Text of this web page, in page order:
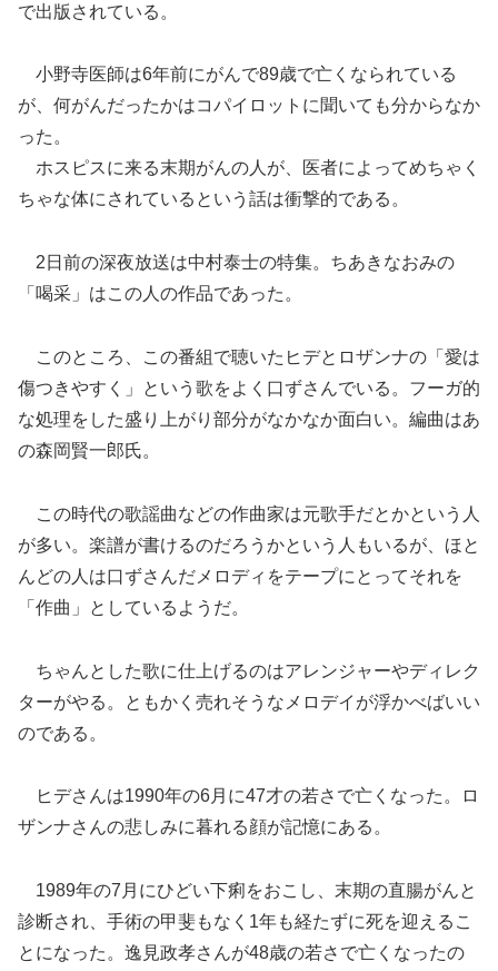
で出版されている。
小野寺医師は6年前にがんで89歳で亡くなられている
が、何がんだったかはコパイロットに聞いても分からなか
った。
ホスピスに来る末期がんの人が、医者によってめちゃく
ちゃな体にされているという話は衝撃的である。
2日前の深夜放送は中村泰士の特集。ちあきなおみの
「喝采」はこの人の作品であった。
このところ、この番組で聴いたヒデとロザンナの「愛は
傷つきやすく」という歌をよく口ずさんでいる。フーガ的
な処理をした盛り上がり部分がなかなか面白い。編曲はあ
の森岡賢一郎氏。
この時代の歌謡曲などの作曲家は元歌手だとかという人
が多い。楽譜が書けるのだろうかという人もいるが、ほと
んどの人は口ずさんだメロディをテープにとってそれを
「作曲」としているようだ。
ちゃんとした歌に仕上げるのはアレンジャーやディレク
ターがやる。ともかく売れそうなメロデイが浮かべばいい
のである。
ヒデさんは1990年の6月に47才の若さで亡くなった。ロ
ザンナさんの悲しみに暮れる顔が記憶にある。
1989年の7月にひどい下痢をおこし、末期の直腸がんと
診断され、手術の甲斐もなく1年も経たずに死を迎えるこ
とになった。逸見政孝さんが48歳の若さで亡くなったの